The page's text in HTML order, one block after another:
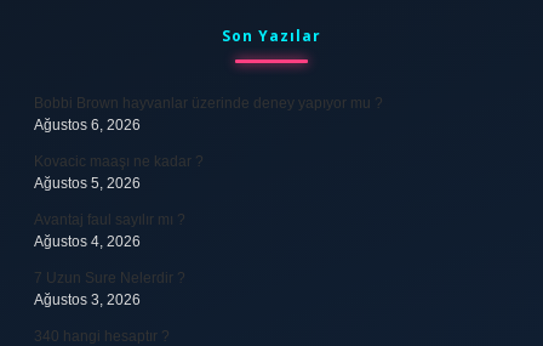
Son Yazılar
Bobbi Brown hayvanlar üzerinde deney yapıyor mu ?
Ağustos 6, 2026
Kovacic maaşı ne kadar ?
Ağustos 5, 2026
Avantaj faul sayılır mı ?
Ağustos 4, 2026
7 Uzun Sure Nelerdir ?
Ağustos 3, 2026
340 hangi hesaptır ?